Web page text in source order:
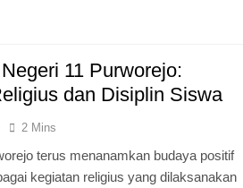
11 Purworejo:
dan Disiplin Siswa
2 Mins
terus menanamkan budaya positif
kegiatan religius yang dilaksanakan